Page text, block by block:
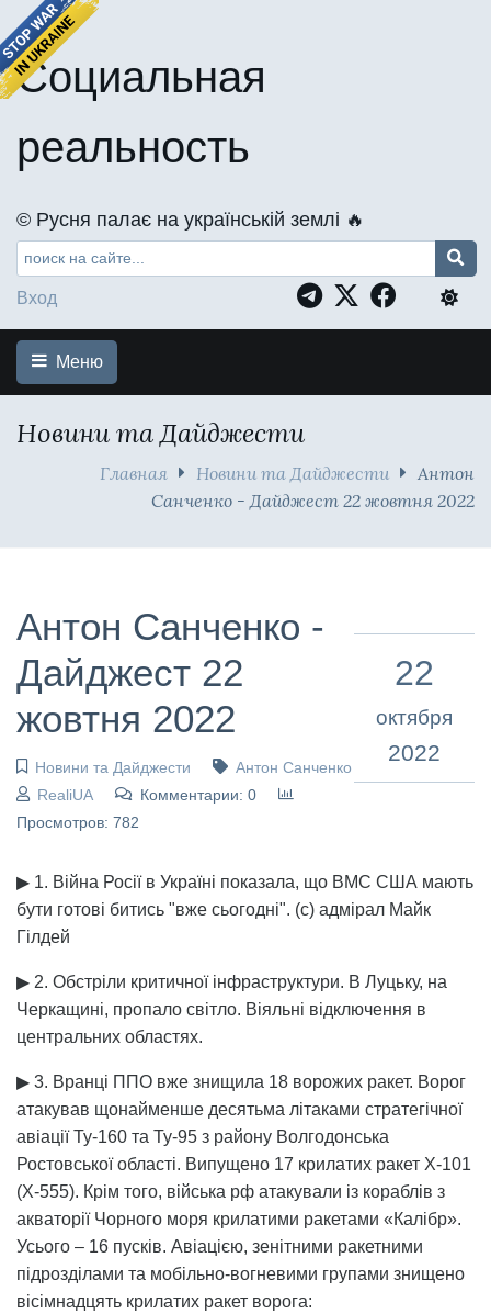
Социальная
реальность
©️ Русня палає на українській землі 🔥
Вход
Меню
Новини та Дайджести
Главная Новини та Дайджести
Антон
Санченко - Дайджест 22 жовтня 2022
Антон Санченко -
Дайджест 22
жовтня 2022
Новини та Дайджести
Антон Санченко
RealiUA
Комментарии: 0
Просмотров: 782
22
октября
2022
▶ 1. Війна Росії в Україні показала, що ВМС США мають
бути готові битись "вже сьогодні". (с) адмірал Майк
Гілдей
▶ 2. Обстріли критичної інфраструктури. В Луцьку, на
Черкащині, пропало світло. Віяльні відключення в
центральних областях.
▶ 3. Вранці ППО вже знищила 18 ворожих ракет. Ворог
атакував щонайменше десятьма літаками стратегічної
авіації Ту-160 та Ту-95 з району Волгодонська
Ростовської області. Випущено 17 крилатих ракет Х-101
(Х-555). Крім того, війська рф атакували із кораблів з
акваторії Чорного моря крилатими ракетами «Калібр».
Усього – 16 пусків. Авіацією, зенітними ракетними
підрозділами та мобільно-вогневими групами знищено
вісімнадцять крилатих ракет ворога: